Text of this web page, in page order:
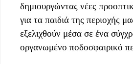
δημιουργώντας νέες
για τα παιδιά της περιοχής
εξελιχθούν μέσα σε ένα
οργανωμένο ποδοσφαιρικό